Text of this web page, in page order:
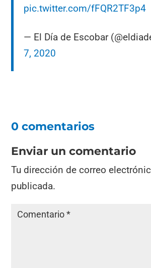
pic.twitter.com/fFQR2TF3p4
— El Día de Escobar
7, 2020
0 comentarios
Enviar un comentario
Tu dirección de correo
publicada.